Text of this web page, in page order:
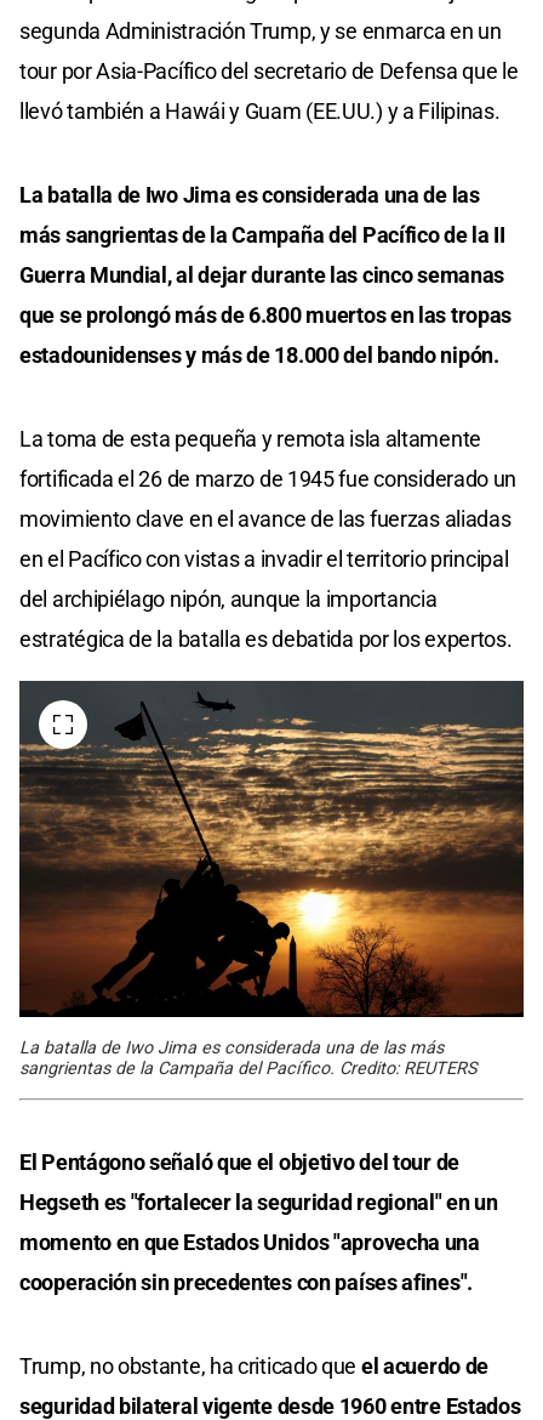
segunda Administración Trump, y se enmarca en un
tour por Asia-Pacífico del secretario de Defensa que le
llevó también a Hawái y Guam (EE.UU.) y a Filipinas.
La batalla de Iwo Jima es considerada una de las
más sangrientas de la Campaña del Pacífico de la II
Guerra Mundial, al dejar durante las cinco semanas
que se prolongó más de 6.800 muertos en las tropas
estadounidenses y más de 18.000 del bando nipón.
La toma de esta pequeña y remota isla altamente
fortificada el 26 de marzo de 1945 fue considerado un
movimiento clave en el avance de las fuerzas aliadas
en el Pacífico con vistas a invadir el territorio principal
del archipiélago nipón, aunque la importancia
estratégica de la batalla es debatida por los expertos.
La batalla de Iwo Jima es considerada una de las más
sangrientas de la Campaña del Pacífico. Credito: REUTERS
El Pentágono señaló que el objetivo del tour de
Hegseth es "fortalecer la seguridad regional" en un
momento en que Estados Unidos "aprovecha una
cooperación sin precedentes con países afines".
Trump, no obstante, ha criticado que el acuerdo de
seguridad bilateral vigente desde 1960 entre Estados